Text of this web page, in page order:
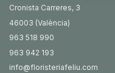
Cronista Carreres, 3
46003 (València)
963 518 990
963 942 193
info@floristeriafeliu.com